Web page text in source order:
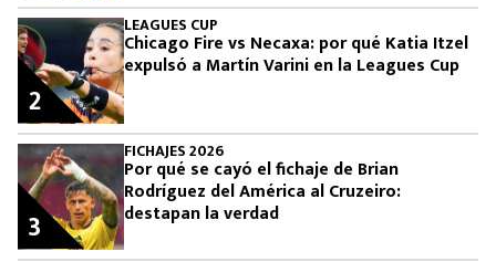
LEAGUES CUP
Chicago Fire vs Necaxa: por qué Katia Itzel
expulsó a Martín Varini en la Leagues Cup
2
FICHAJES 2026
Por qué se cayó el fichaje de Brian
Rodríguez del América al Cruzeiro:
destapan la verdad
3